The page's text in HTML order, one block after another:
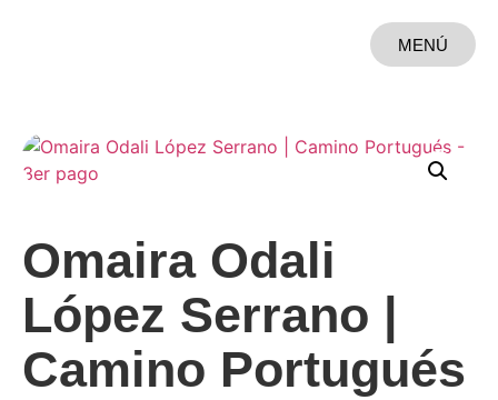
MENÚ
Omaira Odali
López Serrano |
Camino Portugués